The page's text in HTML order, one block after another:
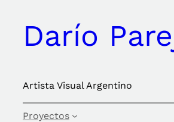
Darío
Artista Visual Argentino
Proyectos